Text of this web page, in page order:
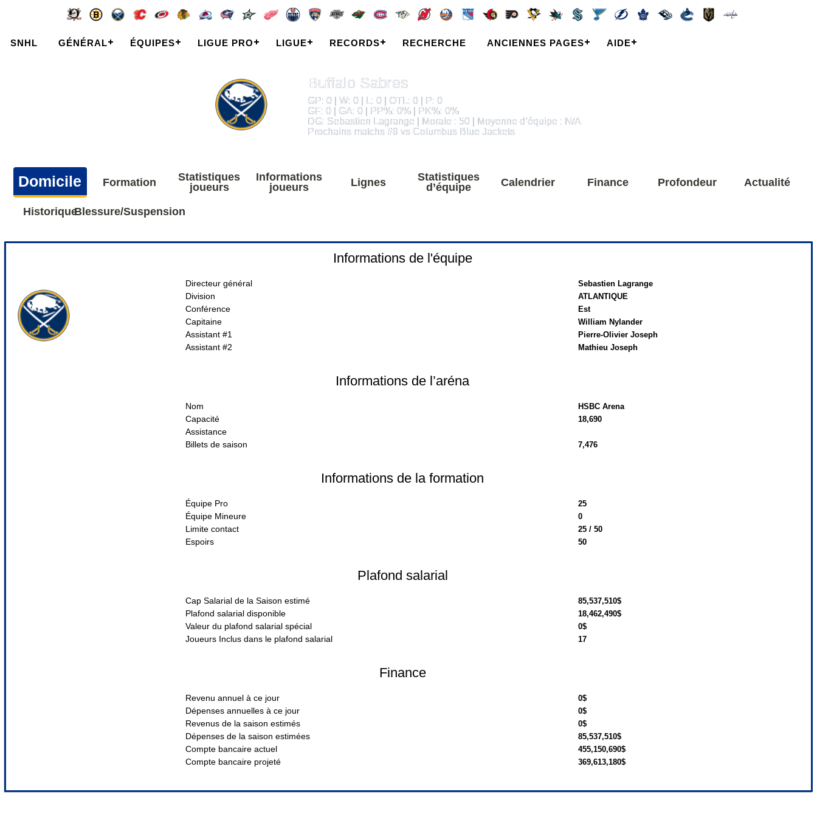
SNHL GÉNÉRAL ÉQUIPES LIGUE PRO LIGUE RECORDS RECHERCHE ANCIENNES PAGES AIDE
Buffalo Sabres
GP: 0 | W: 0 | L: 0 | OTL: 0 | P: 0
GF: 0 | GA: 0 | PP%: 0% | PK%: 0%
DG: Sebastien Lagrange | Morale : 50 | Moyenne d’équipe : N/A
Prochains matchs #9 vs Columbus Blue Jackets
Domicile Formation
Statistiques
joueurs
Informations
joueurs
Lignes
Statistiques
d’équipe
Calendrier Finance Profondeur Actualité
HistoriqueBlessure/Suspension
Informations de l'équipe
Directeur général Sebastien Lagrange
Division ATLANTIQUE
Conférence Est
Capitaine William Nylander
Assistant #1 Pierre-Olivier Joseph
Assistant #2 Mathieu Joseph
Informations de l’aréna
Nom HSBC Arena
Capacité 18,690
Assistance
Billets de saison
7,476
Informations de la formation
Équipe Pro 25
Équipe Mineure 0
Limite contact 25 / 50
Espoirs 50
Plafond salarial
Cap Salarial de la Saison estimé 85,537,510$
Plafond salarial disponible 18,462,490$
Valeur du plafond salarial spécial 0$
Joueurs Inclus dans le plafond salarial 17
Finance
Revenu annuel à ce jour 0$
Dépenses annuelles à ce jour 0$
Revenus de la saison estimés 0$
Dépenses de la saison estimées 85,537,510$
Compte bancaire actuel 455,150,690$
Compte bancaire projeté 369,613,180$